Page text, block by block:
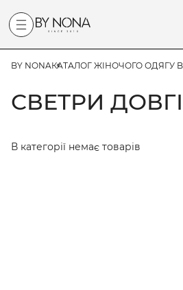
BY NONAКАТАЛОГ ЖІНОЧОГО ОДЯГУ
СВЕТРИ ДОВГІ
В категорії немає товарів